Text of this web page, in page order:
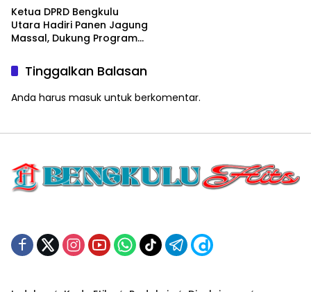
Ketua DPRD Bengkulu
Utara Hadiri Panen Jagung
Massal, Dukung Program
Tinggalkan Balasan
Anda harus masuk untuk berkomentar.